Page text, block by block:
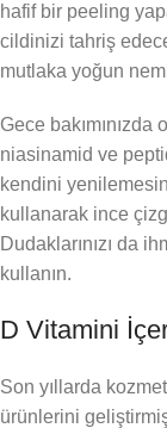
hafif bir peeling
cildinizi tahriş
mutlaka yoğun
Gece
niasinamid ve
kendini
kullanarak ince
Dudaklarınızı da
kullanın.
D Vitamini
Son yıllarda
ürünlerini